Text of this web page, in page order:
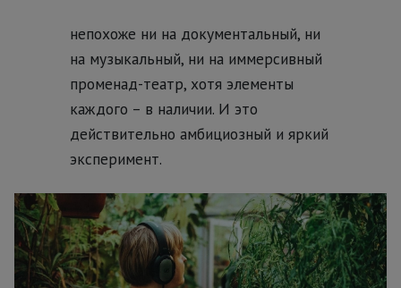
непохоже ни на документальный, ни
на музыкальный, ни на иммерсивный
променад-театр, хотя элементы
каждого – в наличии. И это
действительно амбициозный и яркий
эксперимент.